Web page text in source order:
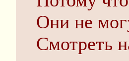
Они не
Смотреть